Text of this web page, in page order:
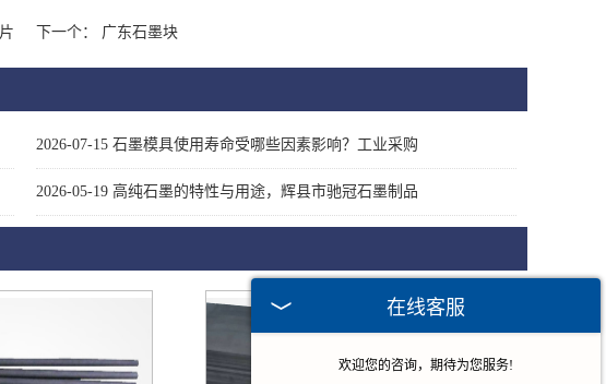
下一个： 广东石墨块
2026-07-15 石墨模具使用寿命受哪些因素影响？工业采购
2026-05-19 高纯石墨的特性与用途，辉县市驰冠石墨制品
在线客服
欢迎您的咨询，期待为您服务!